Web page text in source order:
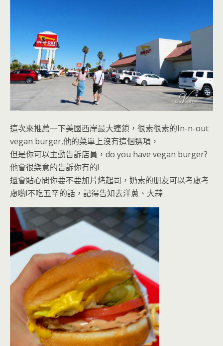
這次來推薦一下美國西岸最大連鎖，很素很素的In-n-out
vegan burger,他的菜單上沒有這個選項，
但是你可以主動告訴店員，do you have vegan burger?
他會很樂意的告訴你有的!
還會貼心問你要不要加片烤起司，奶素的朋友可以考慮考
慮喲!不吃五辛的話，記得告知去洋蔥、大蒜